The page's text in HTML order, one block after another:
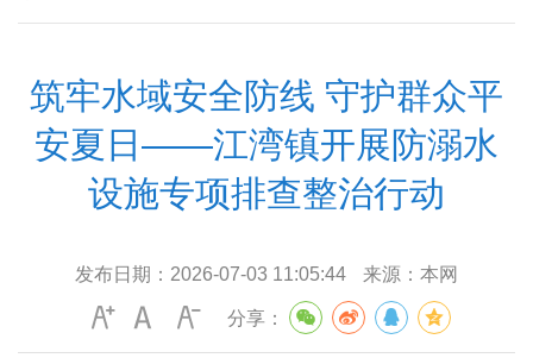
筑牢水域安全防线 守护群众平
安夏日——江湾镇开展防溺水
设施专项排查整治行动
发布日期： 2026-07-03 11:05:44 来源： 本网
分享：